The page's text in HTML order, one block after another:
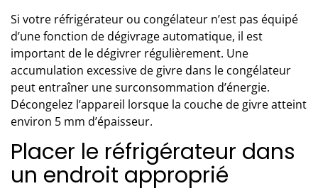
Si votre réfrigérateur ou congélateur n’est pas équipé
d’une fonction dedégivrage automatique, il est
important de le dégivrer régulièrement. Une
accumulation excessive de givre dans le congélateur
peut entraîner une surconsommation d’énergie.
Décongelez l’appareil lorsque la couche de givre atteint
environ 5 mm d’épaisseur.
Placer le réfrigérateur dans
un endroit approprié